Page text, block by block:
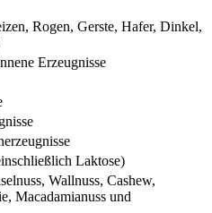
Rogen, Gerste, Hafer, Dinkel,
Erzeugnisse
Laktose)
Wallnuss, Cashew,
Macadamianuss und